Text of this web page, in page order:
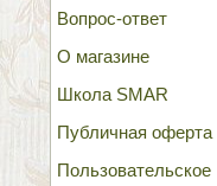
Вопрос-ответ
О магазине
Школа SMAR
Публичная оферта
Пользовательское